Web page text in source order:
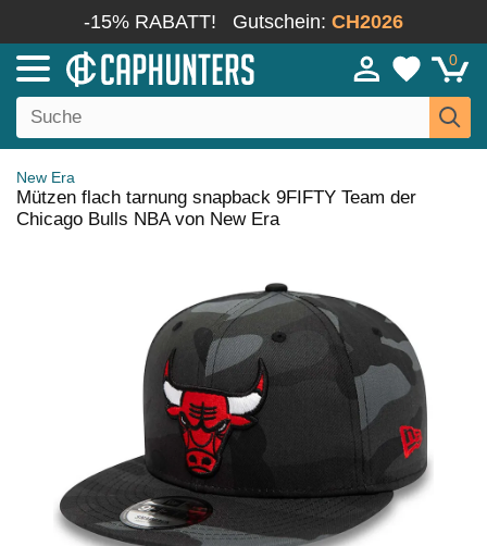
-15% RABATT! Gutschein: CH2026
0
New Era
Mützen flach tarnung snapback 9FIFTY Team der
Chicago Bulls NBA von New Era